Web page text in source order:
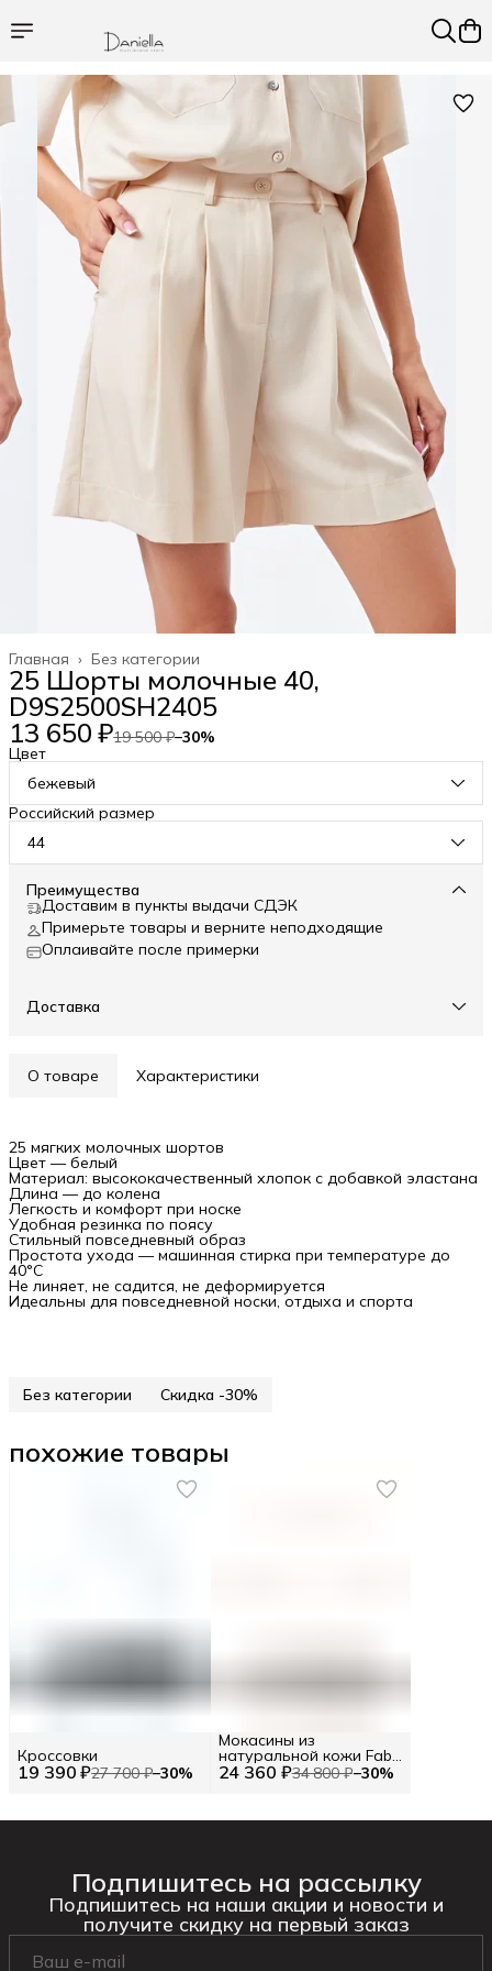
Без категории
Главная ›
25 Шорты молочные 40,
D9S2500SH2405
13 650 ₽19 500 ₽−30%
Цвет
бежевый
Российский размер
44
Преимущества
Доставим в пункты выдачи СДЭК
Примерьте товары и верните неподходящие
Оплаивайте после примерки
Доставка
О товаре Характеристики
25 мягких молочных шортов
Цвет — белый
Материал: высококачественный хлопок с добавкой эластана
Длина — до колена
Легкость и комфорт при носке
Удобная резинка по поясу
Стильный повседневный образ
Простота ухода — машинная стирка при температуре до
40°C
Не линяет, не садится, не деформируется
Идеальны для повседневной носки, отдыха и спорта
Без категории Скидка -30%
похожие товары
19 390 ₽27 700 ₽−30%
Кроссовки
24 360 ₽34 800 ₽−30%
Мокасины из
натуральной кожи Fabi
RU 42.5 / EU 43 / 43
Подпишитесь на рассылку
Подпишитесь на наши акции и новости и
получите скидку на первый заказ